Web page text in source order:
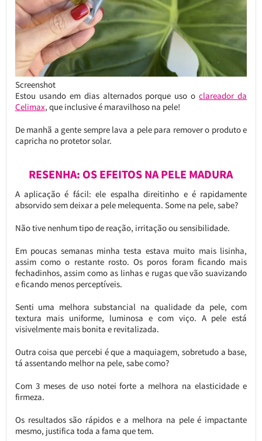
Screenshot
Estou usando em dias alternados porque uso oclareador da
Celimax, que inclusive é maravilhoso na pele!
De manhã a gente sempre lava a pele para remover o produto e
capricha no protetor solar.
RESENHA: OS EFEITOS NA PELE MADURA
A aplicação é fácil: ele espalha direitinho e é rapidamente
absorvido sem deixar a pele melequenta. Some na pele, sabe?
Não tive nenhum tipo de reação, irritação ou sensibilidade.
Em poucas semanas minha testa estava muito mais lisinha,
assim como o restante rosto. Os poros foram ficando mais
fechadinhos, assim como as linhas e rugas que vão suavizando
e ficando menos perceptíveis.
Senti uma melhora substancial na qualidade da pele, com
textura mais uniforme, luminosa e com viço. A pele está
visivelmente mais bonita e revitalizada.
Outra coisa que percebi é que a maquiagem, sobretudo a base,
tá assentando melhor na pele, sabe como?
Com 3 meses de uso notei forte a melhora na elasticidade e
firmeza.
Os resultados são rápidos e a melhora na pele é impactante
mesmo, justifica toda a fama que tem.